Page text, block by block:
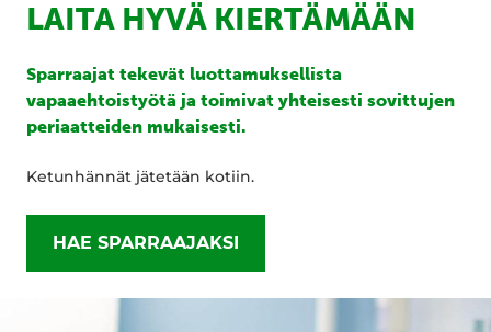
LAITA HYVÄ KIERTÄMÄÄN
Sparraajat tekevät luottamuksellista
vapaaehtoistyötä ja toimivat yhteisesti sovittujen
periaatteiden mukaisesti.
Ketunhännät jätetään kotiin.
HAE SPARRAAJAKSI